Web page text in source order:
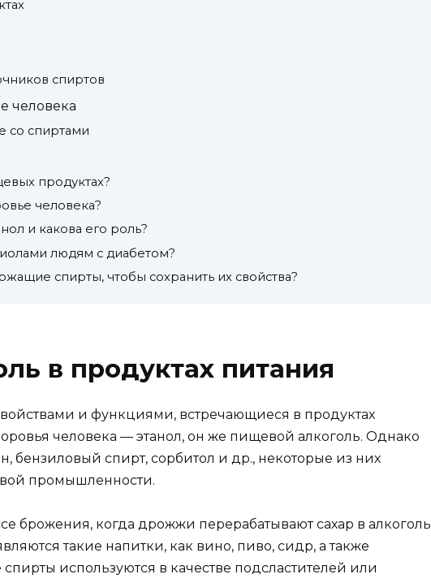
спиртов
человека
со спиртами
продуктах?
человека?
и какова его роль?
людям с диабетом?
спирты, чтобы сохранить их свойства?
в продуктах питания
и функциями, встречающиеся в продуктах
человека — этанол, он же пищевой алкоголь. Однако
бензиловый спирт, сорбитол и др., некоторые из них
промышленности.
брожения, когда дрожжи перерабатывают сахар в алкоголь
такие напитки, как вино, пиво, сидр, а также
используются в качестве подсластителей или